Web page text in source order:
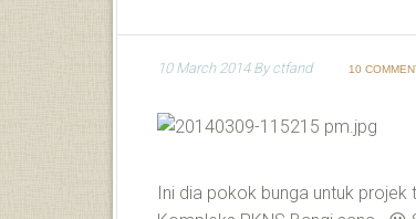
10 March 2014Byctfand 10
Ini dia pokok bunga untuk